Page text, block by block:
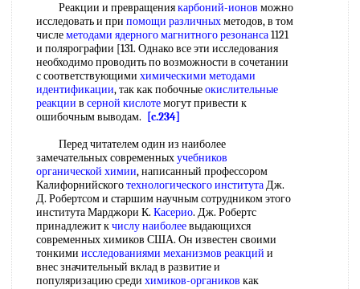
Реакции и превращениякарбоний-ионов можно
исследовать и при помощи различныхметодов, в том
числеметодами ядерного магнитного резонанса1121
и полярографии [131. Однако все эти исследования
необходимо проводить по возможности в сочетании
с соответствующими химическими методами
идентификации, так как побочныеокислительные
реакции в серной кислотемогут привести к
ошибочным выводам.
[c.234]
Перед читателем один из наиболее
замечательных современныхучебников
органической химии, написанный профессором
Калифорнийскоготехнологического институтаДж.
Д. Робертсом и старшим научным сотрудником этого
института Марджори К. Касерио. Дж. Робертс
принадлежит кчислу наиболеевыдающихся
современных химиков США. Он известен своими
тонкими исследованиями механизмов реакций и
внес значительный вклад в развитие и
популяризацию среди химиков-органиков как